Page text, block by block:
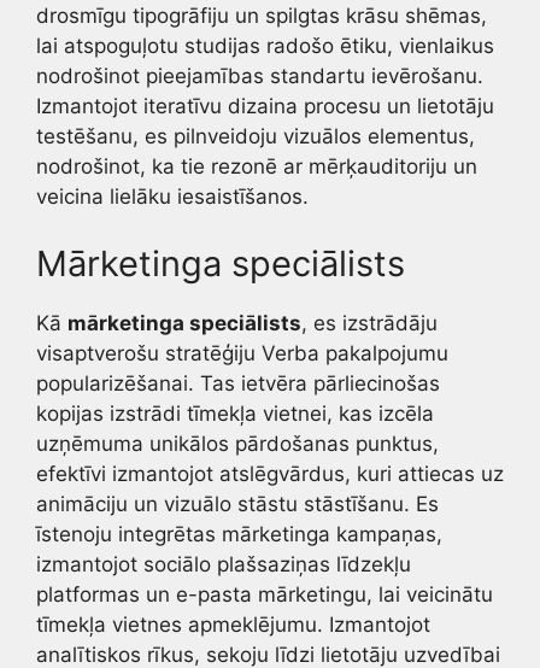
drosmīgu tipogrāfiju un spilgtas krāsu shēmas,
lai atspoguļotu studijas radošo ētiku, vienlaikus
nodrošinot pieejamības standartu ievērošanu.
Izmantojot iteratīvu dizaina procesu un lietotāju
testēšanu, es pilnveidoju vizuālos elementus,
nodrošinot, ka tie rezonē ar mērķauditoriju un
veicina lielāku iesaistīšanos.
Mārketinga speciālists
Kā mārketinga speciālists, es izstrādāju
visaptverošu stratēģiju Verba pakalpojumu
popularizēšanai. Tas ietvēra pārliecinošas
kopijas izstrādi tīmekļa vietnei, kas izcēla
uzņēmuma unikālos pārdošanas punktus,
efektīvi izmantojot atslēgvārdus, kuri attiecas uz
animāciju un vizuālo stāstu stāstīšanu. Es
īstenoju integrētas mārketinga kampaņas,
izmantojot sociālo plašsaziņas līdzekļu
platformas un e-pasta mārketingu, lai veicinātu
tīmekļa vietnes apmeklējumu. Izmantojot
analītiskos rīkus, sekoju līdzi lietotāju uzvedībai